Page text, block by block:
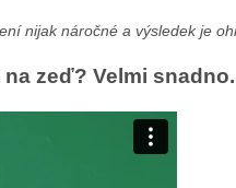
nijak náročné a výsledek je
zeď? Velmi snadno.